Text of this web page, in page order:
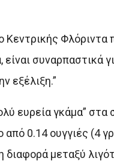
Κεντρικής
συναρπαστικά
εξέλιξη.”
ευρεία γκάμα”
0.14 ουγγιές (4
μεταξύ